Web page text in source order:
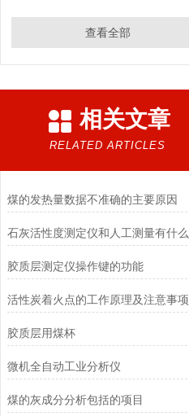
查看全部
相关文章
RELATED ARTICLES
煤的发热量数据不准确的主要原因
胶质层测定仪操作键的功能
活性炭着火点的工作原理及注意事项
胶质层用煤杯
微机全自动工业分析仪
煤的灰成分分析包括的项目